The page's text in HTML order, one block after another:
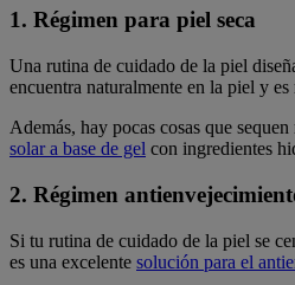
1. Régimen para piel seca
Una rutina de cuidado de la piel
encuentra naturalmente en la piel y
Además, hay pocas cosas que
solar a base de gel con ingredientes
2. Régimen
Si tu rutina de cuidado de la piel se
es una excelente solución para el